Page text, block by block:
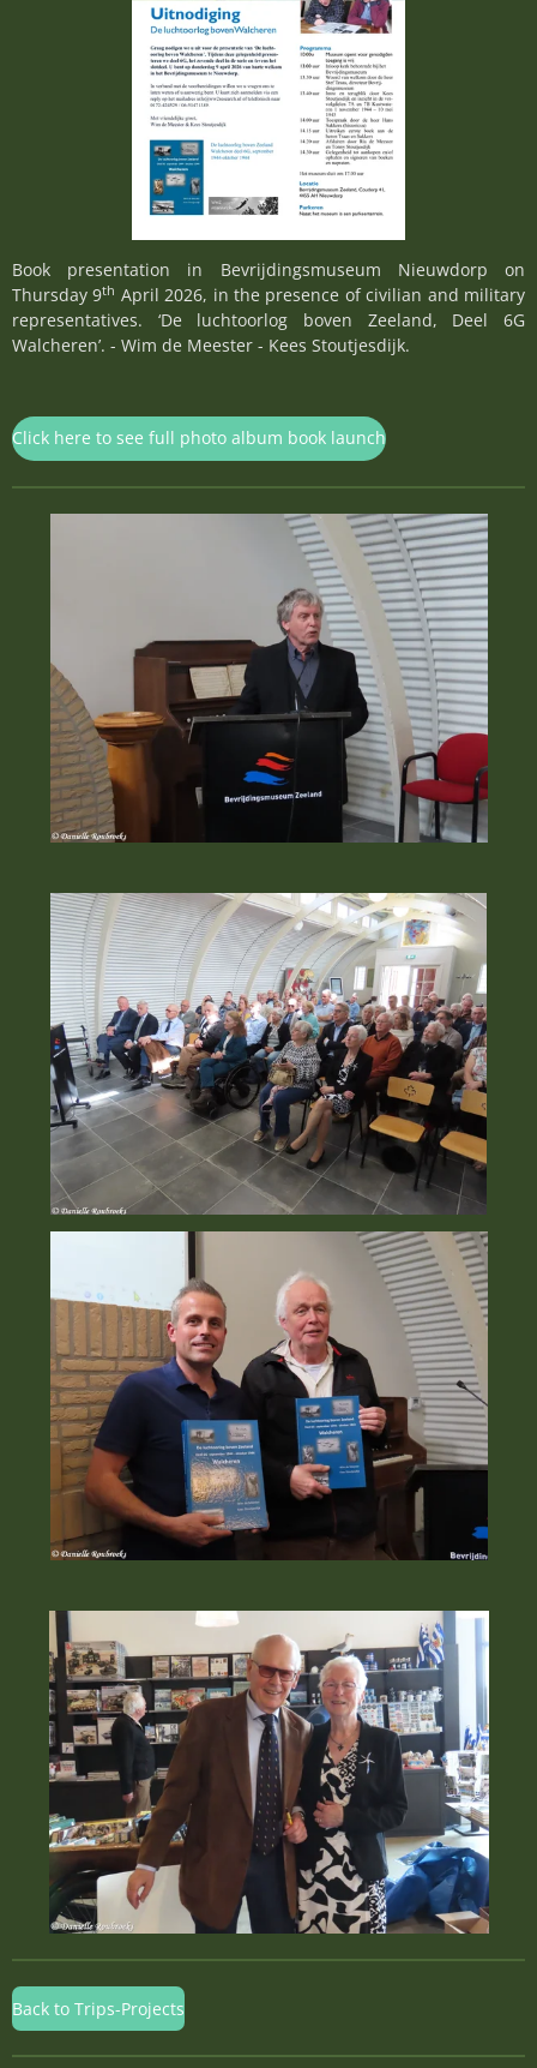
Book presentation in Bevrijdingsmuseum Nieuwdorp on
Thursday 9th April 2026, in the presence of civilian and military
representatives. ‘De luchtoorlog boven Zeeland, Deel 6G
Walcheren’. - Wim de Meester - Kees Stoutjesdijk.
Click here to see full photo album book launch
Back to Trips-Projects